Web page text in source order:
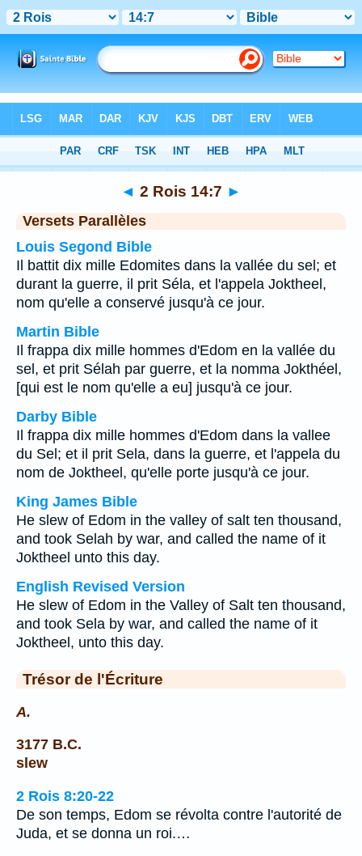
Chapitre 14> Verset 7
◄ 2 Rois 14:7 ►
Versets Parallèles
Louis Segond Bible
Il battit dix mille Edomites dans la vallée du sel; et
durant la guerre, il prit Séla, et l'appela Joktheel,
nom qu'elle a conservé jusqu'à ce jour.
Martin Bible
Il frappa dix mille hommes d'Edom en la vallée du
sel, et prit Sélah par guerre, et la nomma Jokthéel,
[qui est le nom qu'elle a eu] jusqu'à ce jour.
Darby Bible
Il frappa dix mille hommes d'Edom dans la vallee
du Sel; et il prit Sela, dans la guerre, et l'appela du
nom de Joktheel, qu'elle porte jusqu'à ce jour.
King James Bible
He slew of Edom in the valley of salt ten thousand,
and took Selah by war, and called the name of it
Joktheel unto this day.
English Revised Version
He slew of Edom in the Valley of Salt ten thousand,
and took Sela by war, and called the name of it
Joktheel, unto this day.
Trésor de l'Écriture
A.
3177 B.C.
slew
2 Rois 8:20-22
De son temps, Edom se révolta contre l'autorité de
Juda, et se donna un roi.…